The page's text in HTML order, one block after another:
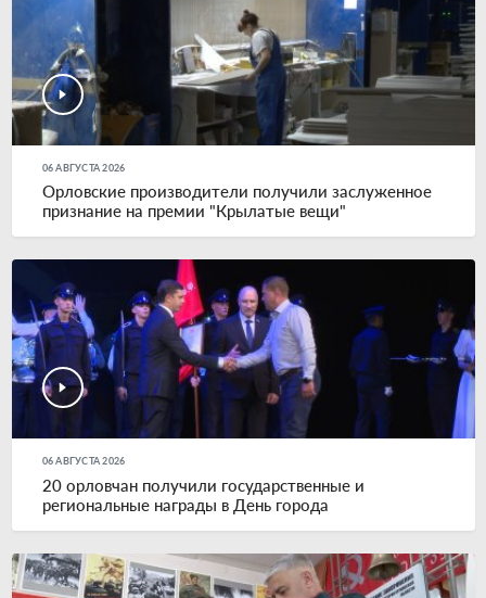
06 АВГУСТА 2026
Орловские производители получили заслуженное
признание на премии "Крылатые вещи"
06 АВГУСТА 2026
20 орловчан получили государственные и
региональные награды в День города